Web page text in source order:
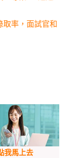
取率，面試官和
我馬上去